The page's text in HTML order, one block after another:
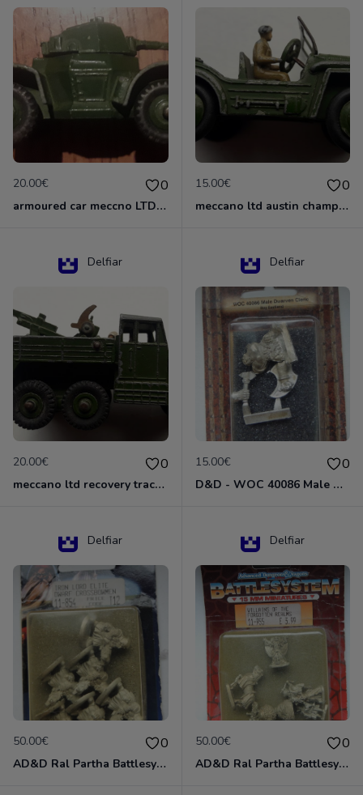
20.00€ 0
armoured car meccno LTD N°670
15.00€ 0
meccano ltd austin champ N°674
Delfiar
20.00€ 0
meccano ltd recovery tractor N°661
Delfiar
15.00€ 0
D&D - WOC 40086 Male Dwarven Cleric Miniature - Donjons Dragons
Delfiar
50.00€ 0
AD&D Ral Partha Battlesystem Miniatures Pack Iron Lord Dwarf Crossbowmen 11-854
Delfiar
50.00€ 0
AD&D Ral Partha Battlesystem Villains/Forgotten Realms 11-955 Miniatures